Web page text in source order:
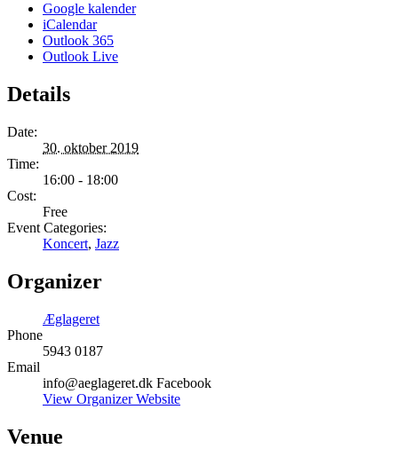
Google kalender
iCalendar
Outlook 365
Outlook Live
Details
Date:
30. oktober 2019
Time:
16:00 - 18:00
Cost:
Free
Event Categories:
Koncert, Jazz
Organizer
Æglageret
Phone
5943 0187
Email
info@aeglageret.dk Facebook
View Organizer Website
Venue